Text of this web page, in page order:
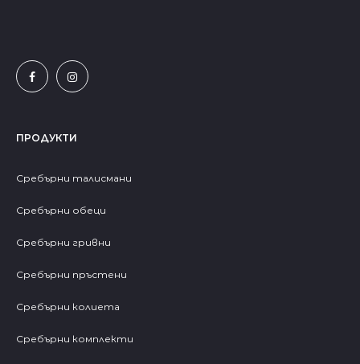
ПРОДУКТИ
Сребърни талисмани
Сребърни обеци
Сребърни гривни
Сребърни пръстени
Сребърни колиета
Сребърни комплекти